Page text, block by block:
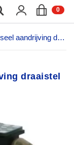
0;
draaistel
draaistel